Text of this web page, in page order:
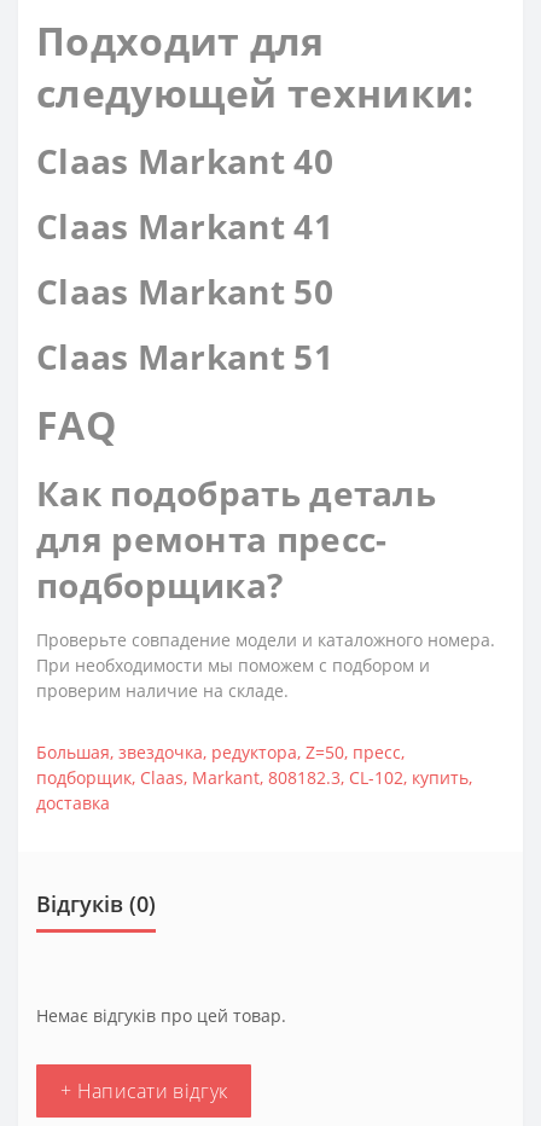
Подходит для
следующей техники:
Claas Markant 40
Claas Markant 41
Claas Markant 50
Claas Markant 51
FAQ
Как подобрать деталь
для ремонта пресс-
подборщика?
Проверьте совпадение модели и каталожного номера.
При необходимости мы поможем с подбором и
проверим наличие на складе.
Большая, звездочка, редуктора, Z=50, пресс,
подборщик, Claas, Markant, 808182.3, CL-102, купить,
доставка
Відгуків (0)
Немає відгуків про цей товар.
+ Написати відгук